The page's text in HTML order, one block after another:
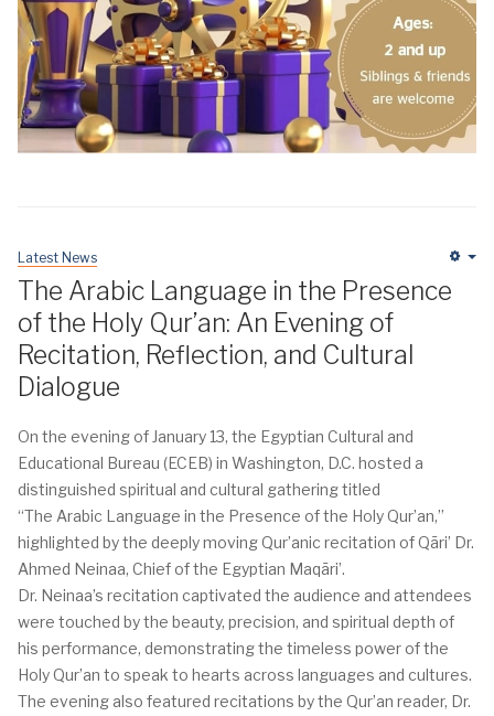
Latest News
The Arabic Language in the Presence
of the Holy Qur’an: An Evening of
Recitation, Reflection, and Cultural
Dialogue
On the evening of January 13, the Egyptian Cultural and
Educational Bureau (ECEB) in Washington, D.C. hosted a
distinguished spiritual and cultural gathering titled
“The Arabic Language in the Presence of the Holy Qur’an,”
highlighted by the deeply moving Qur’anic recitation of Qāri’ Dr.
Ahmed Neinaa, Chief of the Egyptian Maqāri’.
Dr. Neinaa’s recitation captivated the audience and attendees
were touched by the beauty, precision, and spiritual depth of
his performance, demonstrating the timeless power of the
Holy Qur’an to speak to hearts across languages and cultures.
The evening also featured recitations by the Qur’an reader, Dr.